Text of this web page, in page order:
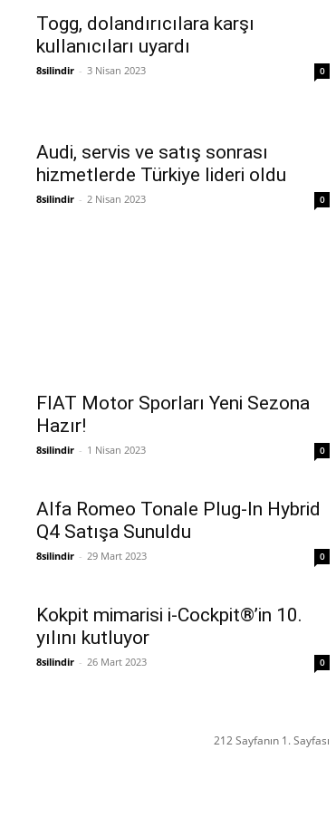
Togg, dolandırıcılara karşı
kullanıcıları uyardı
8silindir - 3 Nisan 2023 0
Audi, servis ve satış sonrası
hizmetlerde Türkiye lideri oldu
8silindir - 2 Nisan 2023 0
FIAT Motor Sporları Yeni Sezona
Hazır!
8silindir - 1 Nisan 2023 0
Alfa Romeo Tonale Plug-In Hybrid
Q4 Satışa Sunuldu
8silindir - 29 Mart 2023 0
Kokpit mimarisi i-Cockpit®’in 10.
yılını kutluyor
8silindir - 26 Mart 2023 0
212 Sayfanın 1. Sayfası